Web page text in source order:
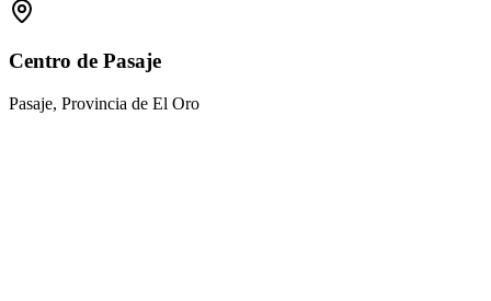
Centro de Pasaje
Pasaje, Provincia de El Oro